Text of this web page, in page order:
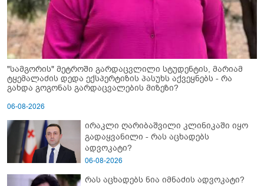
"სამგორის" მეტროში გარდაცვლილი სტუდენტის, მარიამ
ტყემალაძის დედა ექსპერტიზის პასუხს აქვეყნებს - რა
გახდა გოგონას გარდაცვალების მიზეზი?
06-08-2026
ირაკლი ღარიბაშვილი კლინიკაში იყო
გადაყვანილი - რას აცხადებს
ადვოკატი?
06-08-2026
რას აცხადებს ნია იმნაძის ადვოკატი?